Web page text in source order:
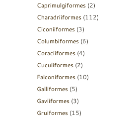
Caprimulgiformes (2)
Charadriiformes (112)
Ciconiiformes (3)
Columbiformes (6)
Coraciiformes (4)
Cuculiformes (2)
Falconiformes (10)
Galliformes (5)
Gaviiformes (3)
Gruiformes (15)